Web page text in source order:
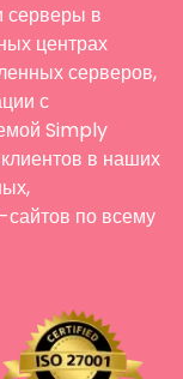
в
центрах
серверов,
с
Simply
в наших
по всему